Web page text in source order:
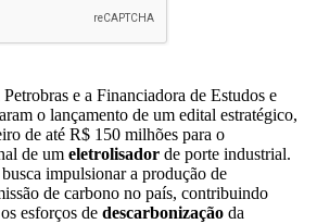
e a Financiadora de Estudos e
o lançamento de um edital estratégico,
de até R$ 150 milhões para o
de um eletrolisador de porte industrial.
impulsionar a produção de
de carbono no país, contribuindo
esforços de descarbonização da